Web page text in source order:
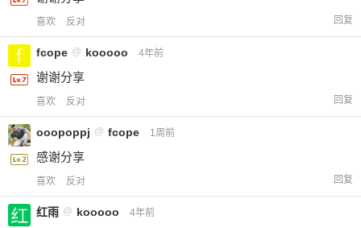
喜欢 反对 回复
fcope @ kooooo 4年前
谢谢分享
喜欢 反对 回复
ooopoppj @ fcope 1周前
感谢分享
喜欢 反对 回复
红雨 @ kooooo 4年前